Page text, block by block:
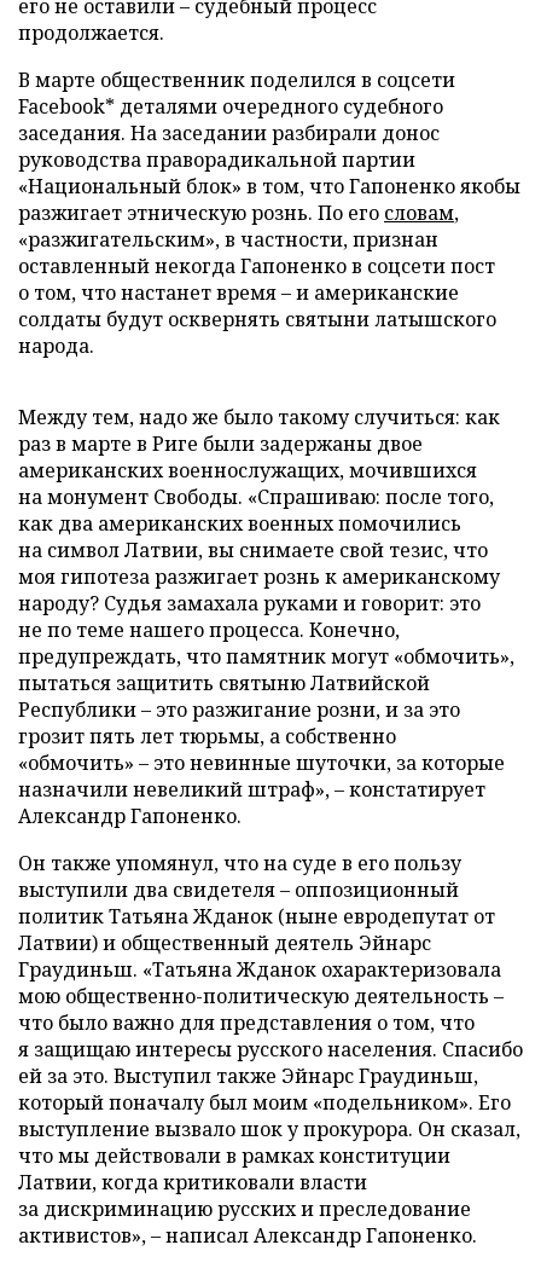
его не оставили – судебный процесс
продолжается.
В марте общественник поделился в соцсети
Facebook* деталями очередного судебного
заседания. На заседании разбирали донос
руководства праворадикальной партии
«Национальный блок» в том, что Гапоненко якобы
разжигает этническую рознь. По его словам,
«разжигательским», в частности, признан
оставленный некогда Гапоненко в соцсети пост
о том, что настанет время – и американские
солдаты будут осквернять святыни латышского
народа.
Между тем, надо же было такому случиться: как
раз в марте в Риге были задержаны двое
американских военнослужащих, мочившихся
на монумент Свободы. «Спрашиваю: после того,
как два американских военных помочились
на символ Латвии, вы снимаете свой тезис, что
моя гипотеза разжигает рознь к американскому
народу? Судья замахала руками и говорит: это
не по теме нашего процесса. Конечно,
предупреждать, что памятник могут «обмочить»,
пытаться защитить святыню Латвийской
Республики – это разжигание розни, и за это
грозит пять лет тюрьмы, а собственно
«обмочить» – это невинные шуточки, за которые
назначили невеликий штраф», – констатирует
Александр Гапоненко.
Он также упомянул, что на суде в его пользу
выступили два свидетеля – оппозиционный
политик Татьяна Жданок (ныне евродепутат от
Латвии) и общественный деятель Эйнарс
Граудиньш. «Татьяна Жданок охарактеризовала
мою общественно-политическую деятельность –
что было важно для представления о том, что
я защищаю интересы русского населения. Спасибо
ей за это. Выступил также Эйнарс Граудиньш,
который поначалу был моим «подельником». Его
выступление вызвало шок у прокурора. Он сказал,
что мы действовали в рамках конституции
Латвии, когда критиковали власти
за дискриминацию русских и преследование
активистов», – написал Александр Гапоненко.